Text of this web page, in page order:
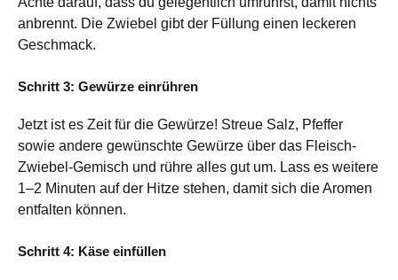
anbrennt. Die Zwiebel gibt der Füllung einen leckeren
Geschmack.
Schritt 3: Gewürze einrühren
Jetzt ist es Zeit für die Gewürze! Streue Salz, Pfeffer
sowie andere gewünschte Gewürze über das Fleisch-
Zwiebel-Gemisch und rühre alles gut um. Lass es weitere
1–2 Minuten auf der Hitze stehen, damit sich die Aromen
entfalten können.
Schritt 4: Käse einfüllen